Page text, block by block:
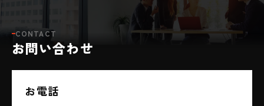
CONTACT
お問い合わせ
お電話